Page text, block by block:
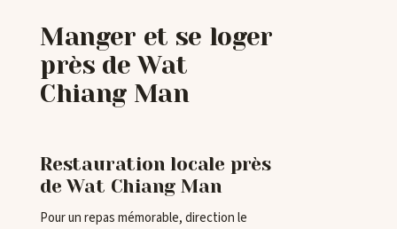
Manger et se loger
près de Wat
Chiang Man
Restauration locale près
de Wat Chiang Man
Pour un repas mémorable, direction le